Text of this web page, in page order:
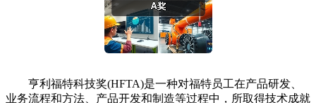
亨利福特科技奖(HFTA)是一种对福特员工在产品研发、
业务流程和方法、产品开发和制造等过程中，所取得技术成就